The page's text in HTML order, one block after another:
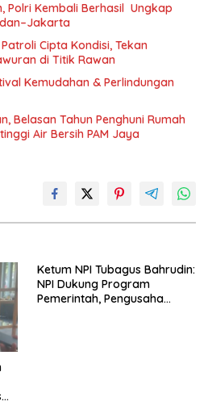
Polri Kembali Berhasil Ungkap
Cipta Kondisi, Tekan
di Titik Rawan
Kemudahan & Perlindungan
Belasan Tahun Penghuni Rumah
Air Bersih PAM Jaya
Ketum NPI Tubagus Bahrudin:
NPI Dukung Program
Pemerintah, Pengusaha